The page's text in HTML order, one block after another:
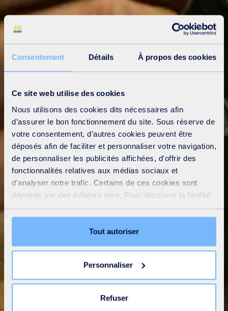
Consentement Détails À propos des cookies
Ce site web utilise des cookies
Nous utilisons des cookies dits nécessaires afin
d’assurer le bon fonctionnement du site. Sous réserve de
votre consentement, d’autres cookies peuvent être
déposés afin de faciliter et personnaliser votre navigation,
de personnaliser les publicités affichées, d'offrir des
fonctionnalités relatives aux médias sociaux et
d'analyser notre trafic. Certains de ces cookies sont
déposés par des éditeurs tiers. Pour découvrir la finalité
Préférences, Statistiques et Marketing), cliquez sur
l’onglet « Détails ». Via ce bandeau, vous pouvez
librement accepter ou refuser tous les cookies ou
nécessaires ne peut entrainer une restriction de l’accès
au site. Vous pouvez retirer votre consentement à tout
Tout autoriser
Personnaliser
Refuser
Nous contacter